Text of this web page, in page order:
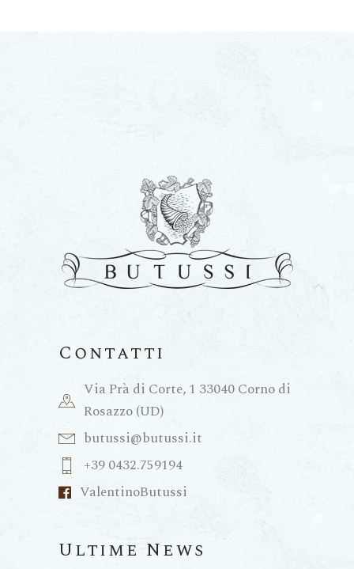
Contatti
Via Prà di Corte, 1 33040 Corno di
Rosazzo (UD)
butussi@butussi.it
+39 0432.759194
ValentinoButussi
Ultime News